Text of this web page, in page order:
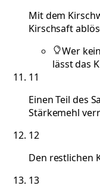
Mit dem
Kirschsaft
Wer
lässt das
11
Einen Teil des
Stärkemehl
12
Den restlichen
13